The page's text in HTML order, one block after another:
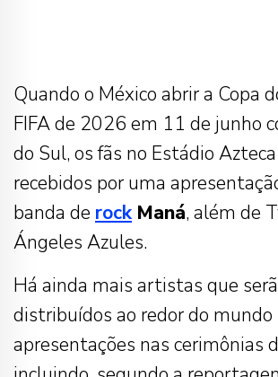
Quando o México abrir a Copa
FIFA de 2026 em 11 de junho
do Sul, os fãs no Estádio
recebidos por uma
banda de rock Maná, além de
Ángeles Azules.
Há ainda mais artistas que
distribuídos ao redor do mundo
apresentações nas cerimônias